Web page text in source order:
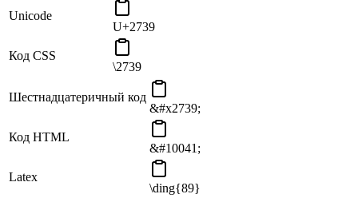
Unicode
U+2739
Код CSS
\2739
Шестнадцатеричный код
&#x2739;
Код HTML
&#10041;
Latex
\ding{89}